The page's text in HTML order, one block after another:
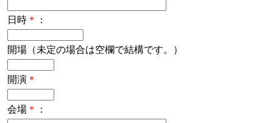
日時 ＊ ：
開場（未定の場合は空欄で結構です。）
開演 ＊
会場 ＊ ：